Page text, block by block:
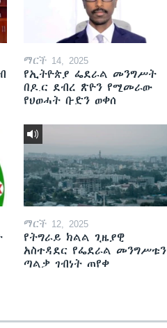
ማርች 14, 2025
የኢትዮጵያ ፌደራል መንግሥት
በዶ.ር ደብረ ጽዮን የሚመራው
የህወሓት ቡድን ወቀሰ
ማርች 12, 2025
የትግራይ ክልል ጊዜያዊ
አስተዳደር የፌደራል መንግሥቱን
ጣልቃ ገብነት ጠየቀ